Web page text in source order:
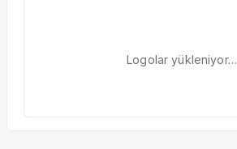
Logolar yükleniyor…